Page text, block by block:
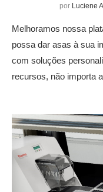
por Luciene
Melhoramos nossa
possa dar asas à sua
com soluções
recursos, não importa